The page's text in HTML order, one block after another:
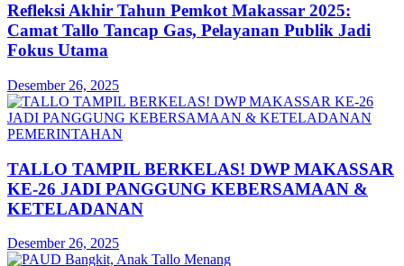
Refleksi Akhir Tahun Pemkot Makassar 2025:
Camat Tallo Tancap Gas, Pelayanan Publik Jadi
Fokus Utama
Desember 26, 2025
PEMERINTAHAN
TALLO TAMPIL BERKELAS! DWP MAKASSAR
KE-26 JADI PANGGUNG KEBERSAMAAN &
KETELADANAN
Desember 26, 2025